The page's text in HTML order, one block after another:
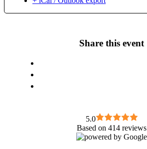
Share this event
5.0
Based on 414 reviews